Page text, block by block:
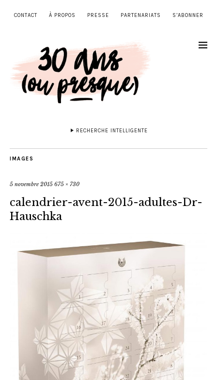
CONTACT À PROPOS PRESSE PARTENARIATS S’ABONNER
RECHERCHE INTELLIGENTE
IMAGES
5 novembre 2015 675 × 730
calendrier-avent-2015-adultes-Dr-
Hauschka